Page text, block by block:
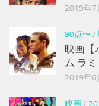
2019年7
90点〜 /
映画【
ム ラ
2019年6
映画/